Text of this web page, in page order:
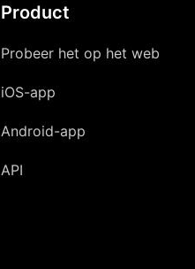
Product
Probeer het op het web
iOS-app
Android-app
API